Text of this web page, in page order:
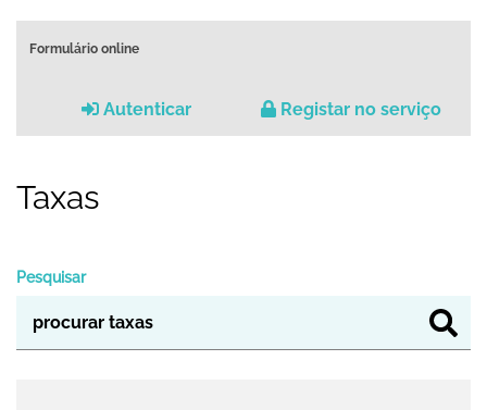
Formulário online
Autenticar Registar no serviço
Taxas
Pesquisar